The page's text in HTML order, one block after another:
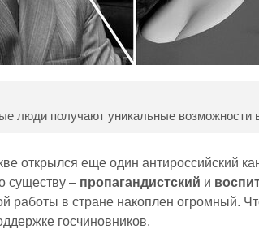
люди получают уникальные возможности
открылся еще один антироссийский
существу – пропагандистский и
работы в стране накоплен огромный.
госчиновников.